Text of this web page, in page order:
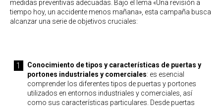
medidas preventivas adecuadas. Bajo el lema «Una revisión a
tiempo hoy, un accidente menos mañana», esta campaña busca
alcanzar una serie de objetivos cruciales:
Conocimiento de tipos y características de puertas y
portones industriales y comerciales: es esencial
comprender los diferentes tipos de puertas y portones
utilizados en entornos industriales y comerciales, así
como sus características particulares. Desde puertas